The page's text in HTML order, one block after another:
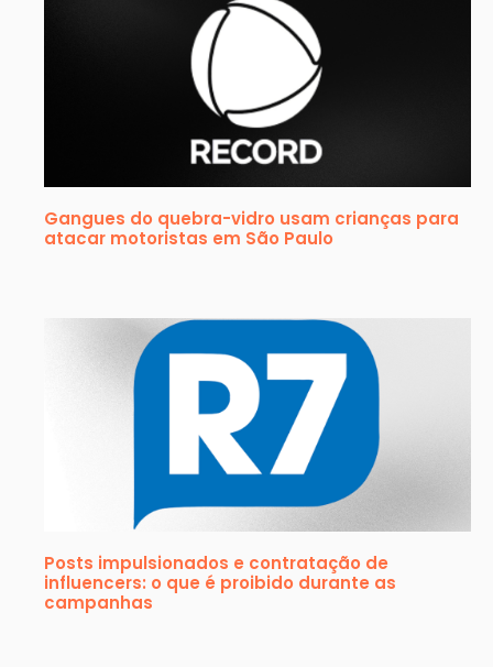
Gangues do quebra-vidro usam crianças para
atacar motoristas em São Paulo
Posts impulsionados e contratação de
influencers: o que é proibido durante as
campanhas